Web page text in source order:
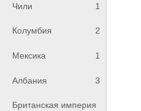
Чили 1
Колумбия 2
Мексика 1
Албания 3
Британская империя